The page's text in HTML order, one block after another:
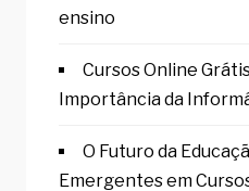
ensino
Cursos Online
Importância da
O Futuro da
Emergentes em